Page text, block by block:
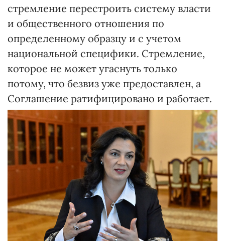
стремление перестроить систему власти
и общественного отношения по
определенному образцу и с учетом
национальной специфики. Стремление,
которое не может угаснуть только
потому, что безвиз уже предоставлен, а
Соглашение ратифицировано и работает.